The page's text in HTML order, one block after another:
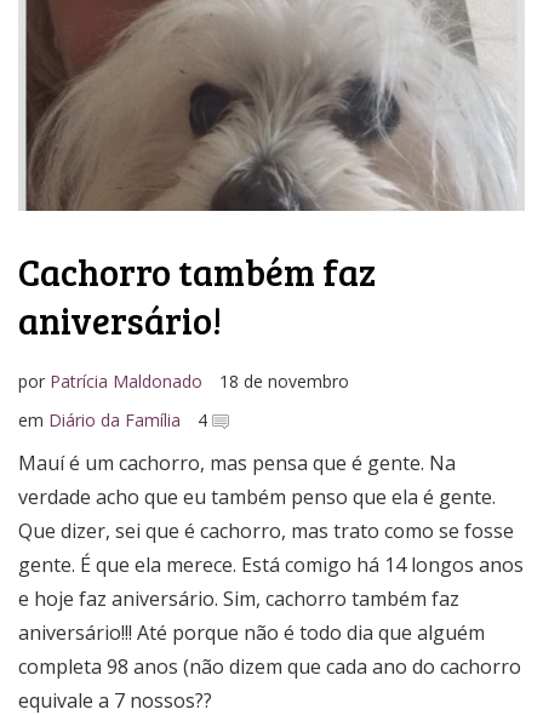
Cachorro também faz
aniversário!
por Patrícia Maldonado
18 de novembro
em Diário da Família 4
Mauí é um cachorro, mas pensa que é gente. Na
verdade acho que eu também penso que ela é gente.
Que dizer, sei que é cachorro, mas trato como se fosse
gente. É que ela merece. Está comigo há 14 longos anos
e hoje faz aniversário. Sim, cachorro também faz
aniversário!!! Até porque não é todo dia que alguém
completa 98 anos (não dizem que cada ano do cachorro
equivale a 7 nossos??